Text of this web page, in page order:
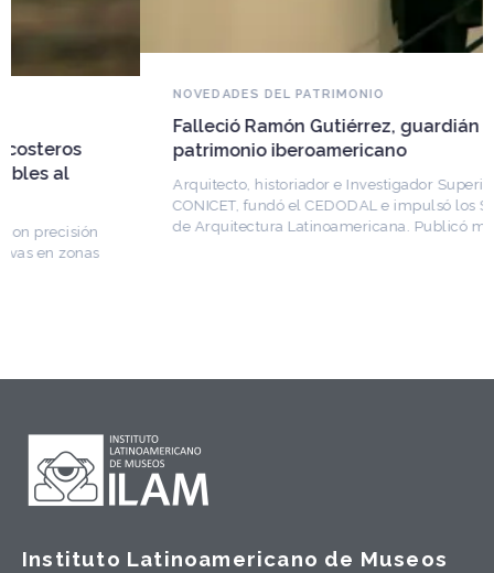
NOVEDADES DEL PATRIMONIO
Falleció Ramón Gutiérrez, guardián del
patrimonio iberoamericano
Arquitecto, historiador e Investigador Superior del
CONICET, fundó el CEDODAL e impulsó los Seminarios
de Arquitectura Latinoamericana. Publicó más de
Instituto Latinoamericano de Museos